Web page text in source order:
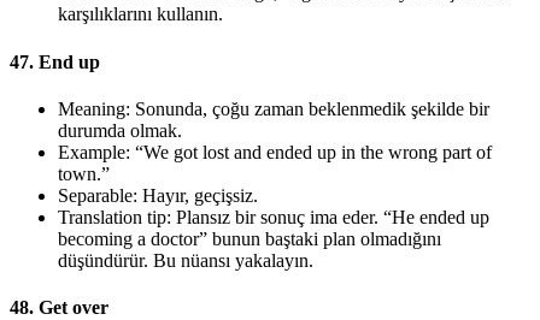
karşılıklarını kullanın.
47. End up
Meaning: Sonunda, çoğu zaman beklenmedik şekilde bir
durumda olmak.
Example: “We got lost and ended up in the wrong part of
town.”
Separable: Hayır, geçişsiz.
Translation tip: Plansız bir sonuç ima eder. “He ended up
becoming a doctor” bunun baştaki plan olmadığını
düşündürür. Bu nüansı yakalayın.
48. Get over